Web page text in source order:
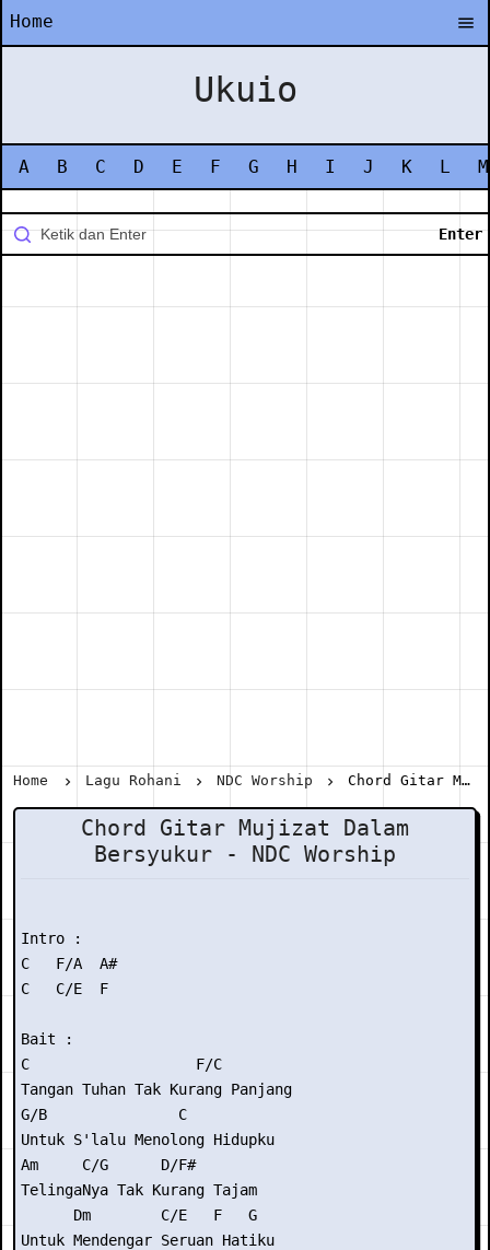
Home
Ukuio
A B C D E F G H I J K L M
Home Lagu Rohani NDC Worship Chord Gitar Mujizat Dalam Bersyukur - NDC Worship
Chord Gitar Mujizat Dalam
Bersyukur - NDC Worship
Intro :
C   F/A  A#
C   C/E  F
Bait :
C                   F/C
Tangan Tuhan Tak Kurang Panjang
G/B               C
Untuk S'lalu Menolong Hidupku
Am     C/G      D/F#
TelingaNya Tak Kurang Tajam
      Dm        C/E   F   G
Untuk Mendengar Seruan Hatiku